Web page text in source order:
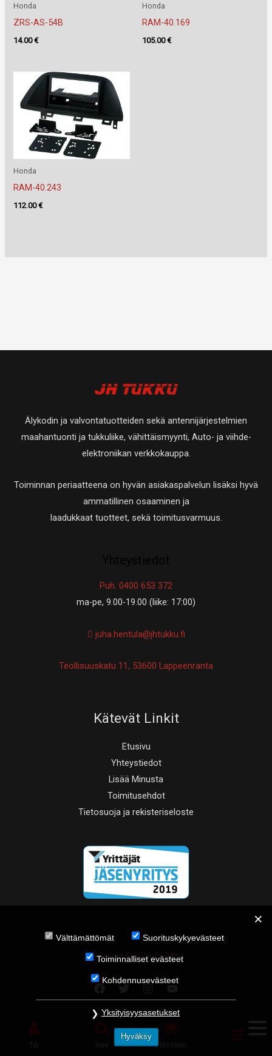
Honda
ZRS-AS-54B
14.00€
Honda
RAM-40.169
105.00€
Honda
RAM-40.243
112.00€
Älykodin ja valvontatuotteiden sekä antennijärjestelmien
maahantuonti ja tukkuliike, vähittäismyynti, Auto- ja viihde-
elektroniikan verkkokauppa.
Toiminnan periaatteena on hyvän asiakaspalvelun lisäksi hyvä
ammatillinen osaaminen ja
laadukkaat tuotteet, sekä toimitusvarmuus.
Puh. 0400 653 372
ma-pe, 9.00-19.00 (liike: 17:00)
juha.hentula@jhtukku.fi
Teollisuuskatu 11, 53600 Lappeenranta
Kätevät Linkit
Etusivu
Yhteystiedot
Lisää Minusta
Toimitusehdot
Tietosuoja ja rekisteriseloste
Copyright © 2026 JH Tukku
Välttämättömät Suorituskykyevästeet
Toiminnalliset evästeet
Kohdennusevästeet
Yksityisyysasetukset
Hyväksy
Ostoskori